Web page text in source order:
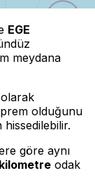
EGE
meydana
olarak
olduğunu
göre aynı
odak